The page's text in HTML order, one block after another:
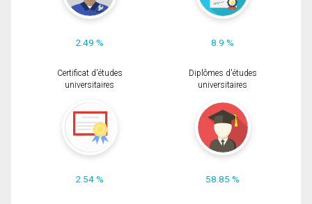
2.49 % 8.9 %
Certificat d'études
universitaires
2.54 %
Diplômes d'études
universitaires
58.85 %